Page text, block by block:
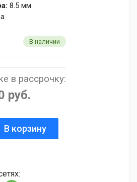
8.5 мм
В наличии
в рассрочку:
руб.
В корзину